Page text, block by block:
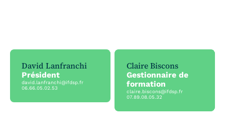
David Lanfranchi
Président
david.lanfranchi@ifdsp.fr
06.66.05.02.53
Claire Biscons
Gestionnaire de
formation
claire.biscons@ifdsp.fr
07.89.08.05.32